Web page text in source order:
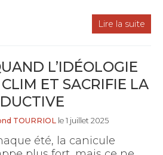
Lire la suite
L’IDÉOLOGIE
ET SACRIFIE LA
TOURRIOL le 1 juillet 2025
été, la canicule